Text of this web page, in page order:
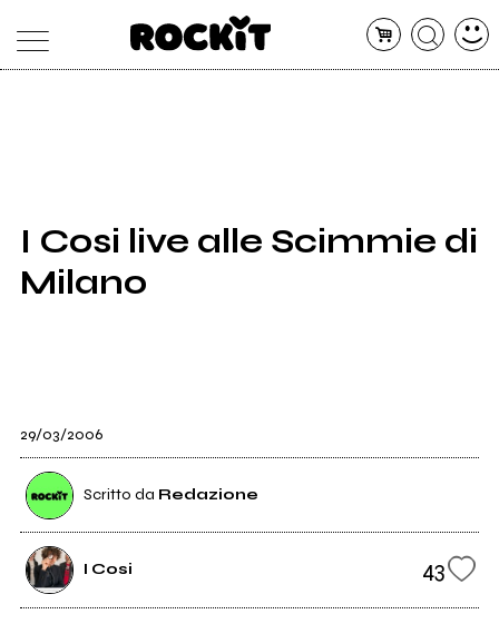
SHOP
RADIO
I Cosi live alle Scimmie di
Milano
29/03/2006
Scritto da Redazione
I Cosi 43